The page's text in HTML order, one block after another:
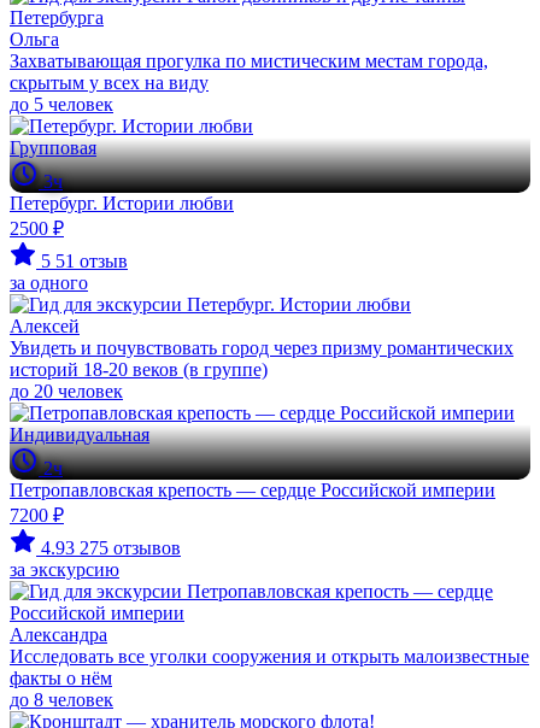
Ольга
Захватывающая прогулка по мистическим местам города,
скрытым у всех на виду
до 5 человек
Групповая
3ч
Петербург. Истории любви
2500 ₽
5 51 отзыв
за одного
Алексей
Увидеть и почувствовать город через призму романтических
историй 18-20 веков (в группе)
до 20 человек
Индивидуальная
2ч
Петропавловская крепость — сердце Российской империи
7200 ₽
4.93 275 отзывов
за экскурсию
Александра
Исследовать все уголки сооружения и открыть малоизвестные
факты о нём
до 8 человек